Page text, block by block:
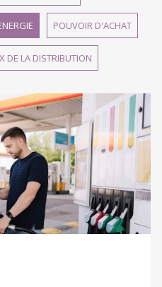
POUVOIR D'ACHAT
DE LA DISTRIBUTION